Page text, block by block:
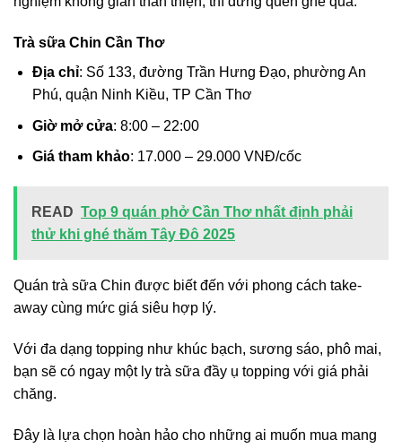
Trà sữa Chin Cần Thơ
Địa chỉ: Số 133, đường Trần Hưng Đạo, phường An
Phú, quận Ninh Kiều, TP Cần Thơ
Giờ mở cửa: 8:00 – 22:00
Giá tham khảo: 17.000 – 29.000 VNĐ/cốc
READ Top 9 quán phở Cần Thơ nhất định phải
thử khi ghé thăm Tây Đô 2025
Quán trà sữa Chin được biết đến với phong cách take-
away cùng mức giá siêu hợp lý.
Với đa dạng topping như khúc bạch, sương sáo, phô mai,
bạn sẽ có ngay một ly trà sữa đầy ụ topping với giá phải
chăng.
Đây là lựa chọn hoàn hảo cho những ai muốn mua mang